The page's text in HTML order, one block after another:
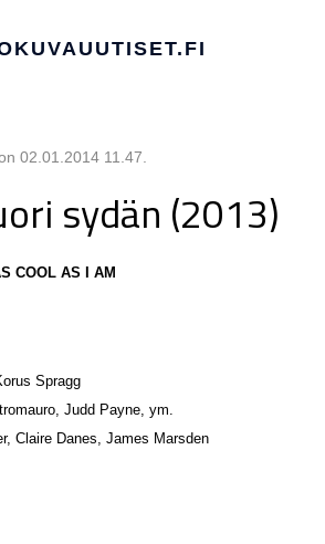
02.01.2014 11.47
sydän (2013)
COOL AS I AM
Spragg
Judd Payne, ym.
Claire Danes, James Marsden